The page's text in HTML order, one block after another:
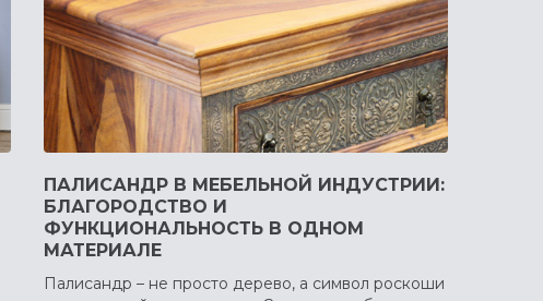
ПАЛИСАНДР В МЕБЕЛЬНОЙ ИНДУСТРИИ:
БЛАГОРОДСТВО И
ФУНКЦИОНАЛЬНОСТЬ В ОДНОМ
МАТЕРИАЛЕ
Палисандр – не просто дерево, а символ роскоши